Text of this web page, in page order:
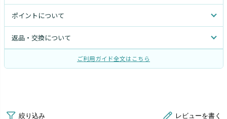
ポイントについて
返品・交換について
ご利用ガイド全文はこちら